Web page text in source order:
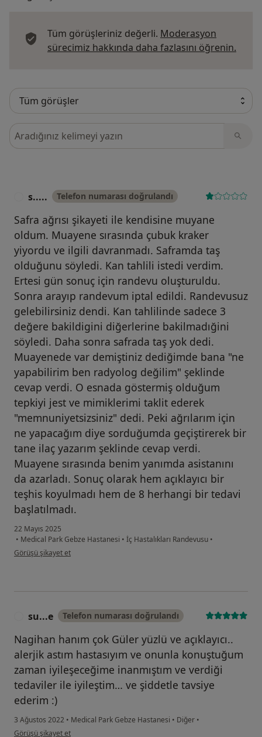
Tüm görüşleriniz değerli. Moderasyon
sürecimiz hakkında daha fazlasını öğrenin.
Görüşler içerisinde ara
s..... Telefon numarası doğrulandı
Safra ağrısı şikayeti ile kendisine muyane
oldum. Muayene sırasında çubuk kraker
yiyordu ve ilgili davranmadı. Saframda taş
olduğunu söyledi. Kan tahlili istedi verdim.
Ertesi gün sonuç için randevu oluşturuldu.
Sonra arayıp randevum iptal edildi. Randevusuz
gelebilirsiniz dendi. Kan tahlilinde sadece 3
değere bakildigini diğerlerine bakilmadığini
söyledi. Daha sonra safrada taş yok dedi.
Muayenede var demiştiniz dediğimde bana "ne
yapabilirim ben radyolog değilim" şeklinde
cevap verdi. O esnada göstermiş olduğum
tepkiyi jest ve mimiklerimi taklit ederek
"memnuniyetsizsiniz" dedi. Peki ağrılarım için
ne yapacağım diye sorduğumda geçiştirerek bir
tane ilaç yazarım şeklinde cevap verdi.
Muayene sırasında benim yanımda asistanını
da azarladı. Sonuç olarak hem açıklayıcı bir
teşhis koyulmadı hem de 8 herhangi bir tedavi
başlatılmadı.
22 Mayıs 2025
• Medical Park Gebze Hastanesi • İç Hastalıkları Randevusu •
kullanıcının görüşüne göre s.....
Görüşü şikayet et
su...e Telefon numarası doğrulandı
Nagihan hanım çok Güler yüzlü ve açıklayıcı..
alerjik astım hastasıyım ve onunla konuştuğum
zaman iyileşeceğime inanmıştım ve verdiği
tedaviler ile iyileştim… ve şiddetle tavsiye
ederim :)
3 Ağustos 2022 • Medical Park Gebze Hastanesi • Diğer •
kullanıcının görüşüne göre su...e
Görüşü şikayet et